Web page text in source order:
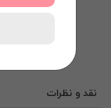
نقد و نظرات